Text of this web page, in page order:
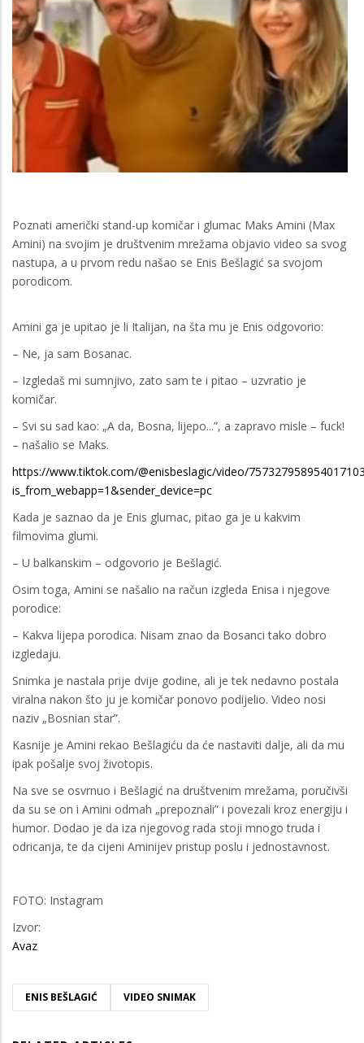
Poznati američki stand-up komičar i glumac Maks Amini (Max
Amini) na svojim je društvenim mrežama objavio video sa svog
nastupa, a u prvom redu našao se Enis Bešlagić sa svojom
porodicom.
Amini ga je upitao je li Italijan, na šta mu je Enis odgovorio:
– Ne, ja sam Bosanac.
– Izgledaš mi sumnjivo, zato sam te i pitao – uzvratio je
komičar.
– Svi su sad kao: „A da, Bosna, lijepo...”, a zapravo misle – fuck!
– našalio se Maks.
https://www.tiktok.com/@enisbeslagic/video/
is_from_webapp=1&sender_device=pc
Kada je saznao da je Enis glumac, pitao ga je u kakvim
filmovima glumi.
– U balkanskim – odgovorio je Bešlagić.
Osim toga, Amini se našalio na račun izgleda Enisa i njegove
porodice:
– Kakva lijepa porodica. Nisam znao da Bosanci tako dobro
izgledaju.
Snimka je nastala prije dvije godine, ali je tek nedavno postala
viralna nakon što ju je komičar ponovo podijelio. Video nosi
naziv „Bosnian star”.
Kasnije je Amini rekao Bešlagiću da će nastaviti dalje, ali da mu
ipak pošalje svoj životopis.
Na sve se osvrnuo i Bešlagić na društvenim mrežama, poručivši
da su se on i Amini odmah „prepoznali” i povezali kroz energiju i
humor. Dodao je da iza njegovog rada stoji mnogo truda i
odricanja, te da cijeni Aminiјev pristup poslu i jednostavnost.
FOTO: Instagram
Izvor:
Avaz
ENIS BEŠLAGIĆ VIDEO SNIMAK